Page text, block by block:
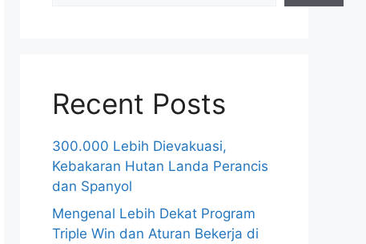
Recent Posts
300.000 Lebih Dievakuasi,
Kebakaran Hutan Landa Perancis
dan Spanyol
Mengenal Lebih Dekat Program
Triple Win dan Aturan Bekerja di